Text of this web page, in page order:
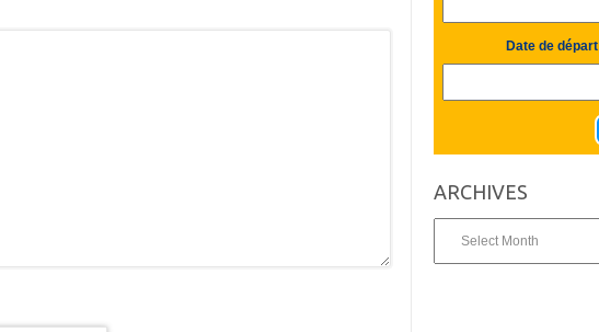
Date de départ
ARCHIVES